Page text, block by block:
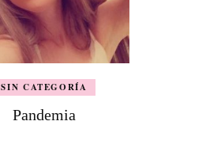
SIN CATEGORÍA
Pandemia